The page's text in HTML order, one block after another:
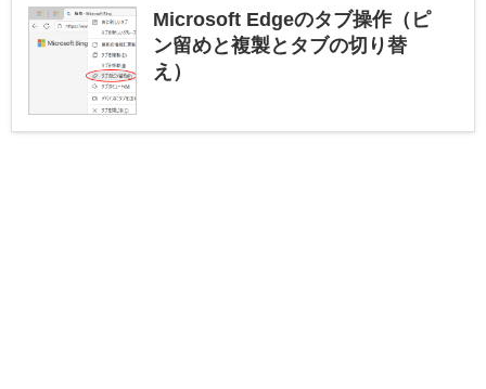
Microsoft Edgeのタブ操作（ピ
ン留めと複製とタブの切り替
え）